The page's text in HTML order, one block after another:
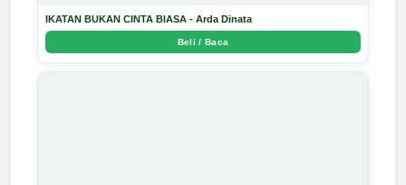
IKATAN BUKAN CINTA BIASA - Arda Dinata
Beli / Baca